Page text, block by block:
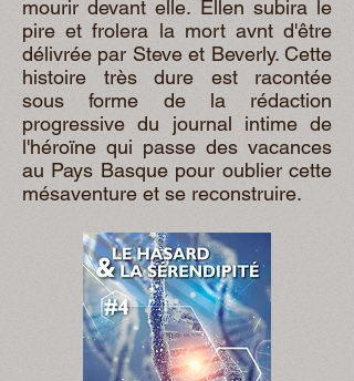
mourir devant elle. Ellen subira le
pire et frolera la mort avnt d'être
délivrée par Steve et Beverly. Cette
histoire très dure est racontée
sous forme de la rédaction
progressive du journal intime de
l'héroïne qui passe des vacances
au Pays Basque pour oublier cette
mésaventure et se reconstruire.